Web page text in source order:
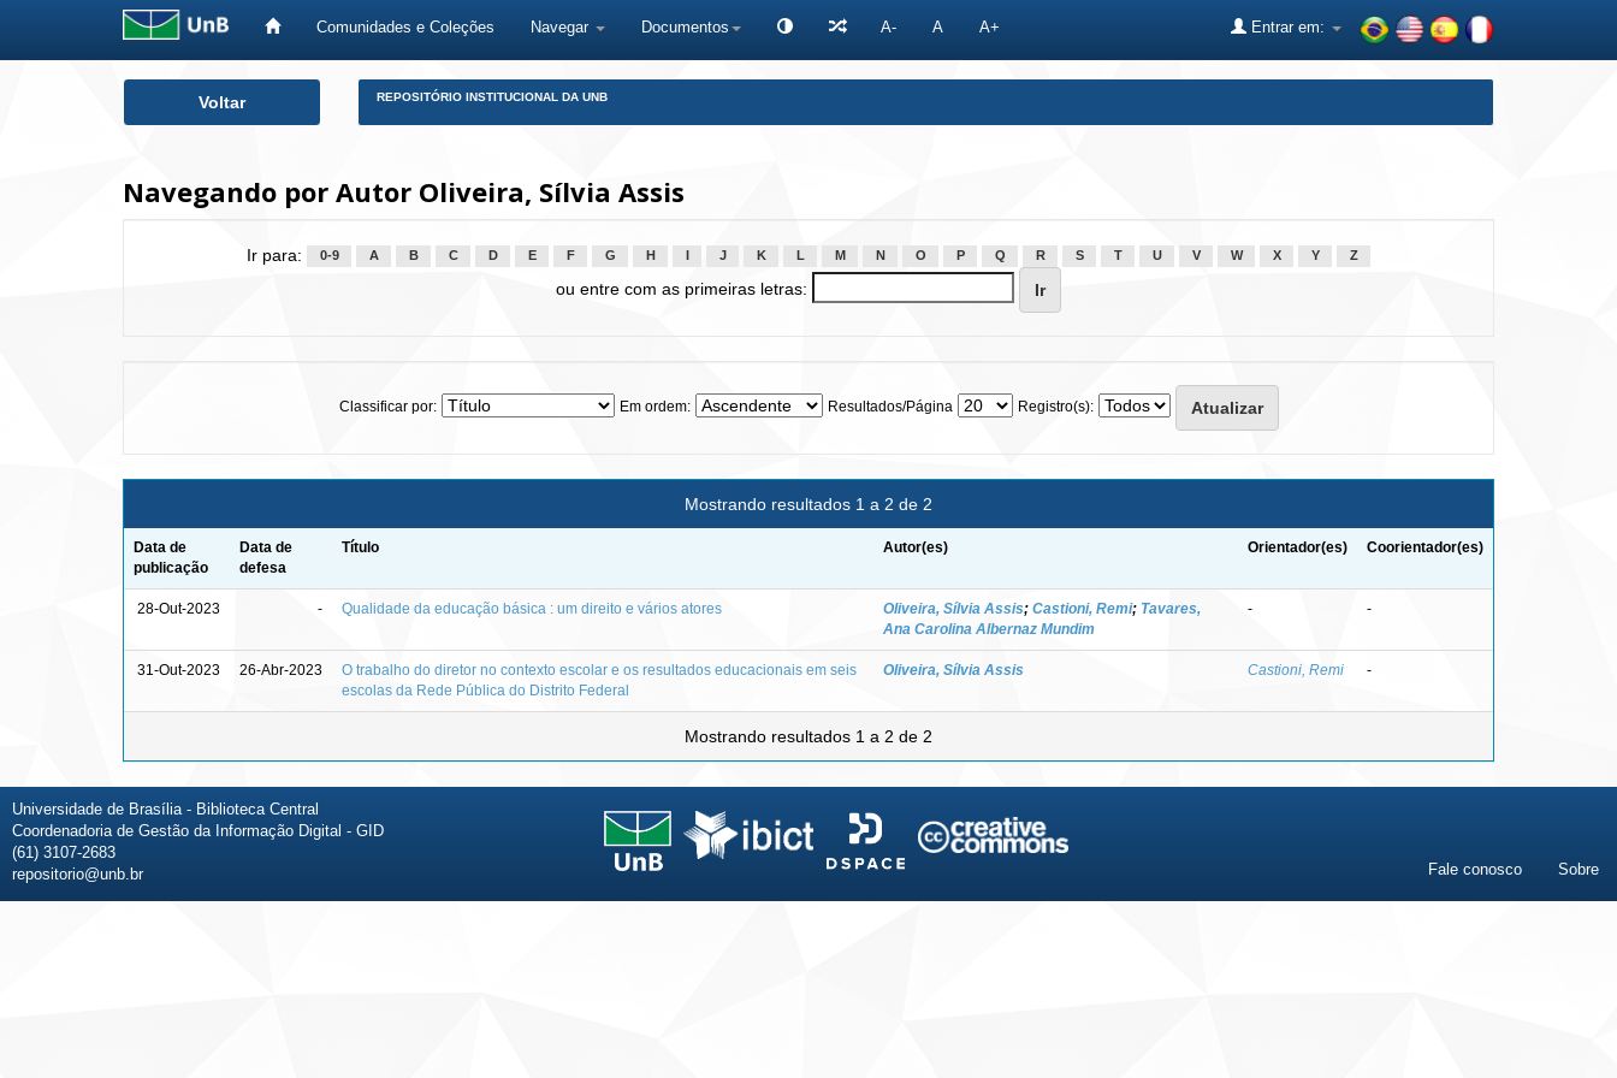
Comunidades e Coleções Navegar Documentos A- A A+ Entrar em:
Voltar REPOSITÓRIO INSTITUCIONAL DA UNB
Navegando por Autor Oliveira, Sílvia Assis
Ir para: 0-9 A B C D E F G H J K L M N O P Q R S T U V W X Y Z
ou entre com as primeiras letras:
Classificar por: Em ordem: Resultados/Página Registro(s):
Mostrando resultados 1 a 2 de 2
Data de
publicação
Data de
defesa
Título Autor(es) Orientador(es) Coorientador(es)
28-Out-2023 - Qualidade da educação básica : um direito e vários atores Oliveira, Sílvia Assis; Castioni, Remi; Tavares,
Ana Carolina Albernaz Mundim
- -
31-Out-2023 26-Abr-2023
O trabalho do diretor no contexto escolar e os resultados educacionais em seis
escolas da Rede Pública do Distrito Federal
Oliveira, Sílvia Assis Castioni, Remi -
Mostrando resultados 1 a 2 de 2
Universidade de Brasília - Biblioteca Central
Coordenadoria de Gestão da Informação Digital - GID
(61) 3107-2683
repositorio@unb.br
Fale conosco Sobre